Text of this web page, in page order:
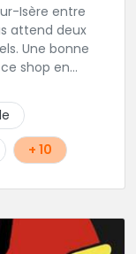
Isère entre
attend deux
Une bonne
shop en
+ 10